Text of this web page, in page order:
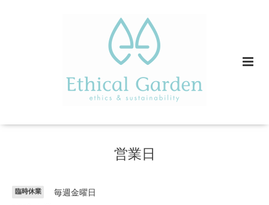
営業日
臨時休業 毎週金曜日